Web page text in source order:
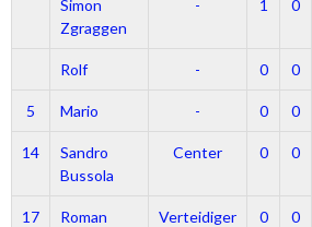
Simon
Zgraggen
- 1 0
Rolf - 0 0
5 Mario - 0 0
14
Sandro
Bussola
Center 0 0
17
Roman
Verteidiger 0 0